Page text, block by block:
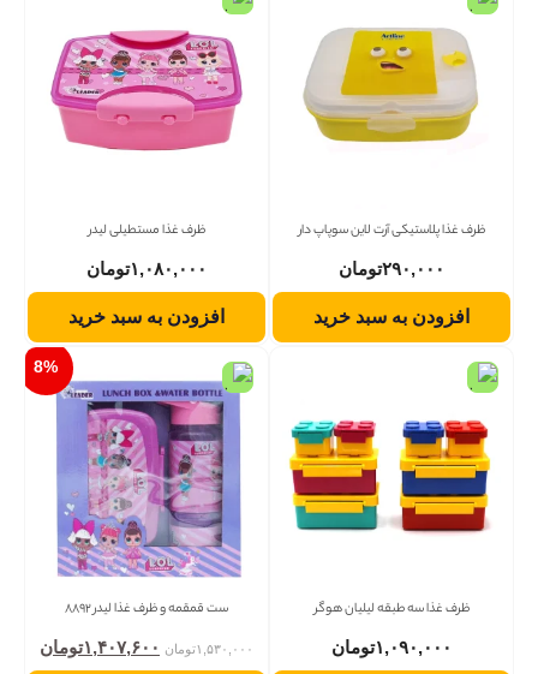
ظرف غذا پلاستیکی آرت لاین سوپاپ دار
۲۹۰,۰۰۰تومان
افزودن به سبد خرید
ظرف غذا مستطیلی لیدر
۱,۰۸۰,۰۰۰تومان
افزودن به سبد خرید
ظرف غذا سه طبقه لیلیان هوگر
۱,۰۹۰,۰۰۰تومان
%
ست قمقمه و ظرف غذا لیدر 8892
۱,۵۳۰,۰۰۰تومان ۱,۴۰۷,۶۰۰تومان